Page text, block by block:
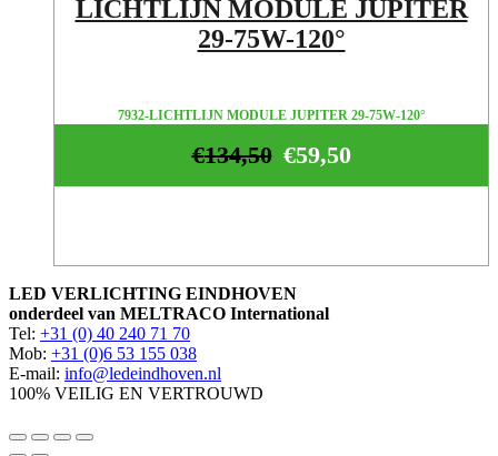
LICHTLIJN MODULE JUPITER
29-75W-120°
7932-LICHTLIJN MODULE JUPITER 29-75W-120°
€59,50
€134,50
LED VERLICHTING EINDHOVEN
onderdeel van MELTRACO International
Tel: +31 (0) 40 240 71 70
Mob: +31 (0)6 53 155 038
E-mail: info@ledeindhoven.nl
100% VEILIG EN VERTROUWD